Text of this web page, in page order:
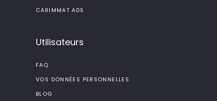
CARIMMAT ADS
Utilisateurs
FAQ
VOS DONNÉES PERSONNELLES
BLOG